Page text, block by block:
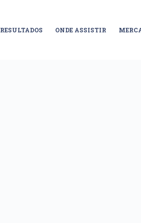
RESULTADOS ONDE ASSISTIR